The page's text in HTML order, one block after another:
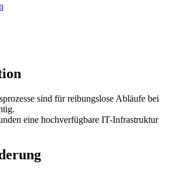
sind für reibungslose Abläufe bei
eine hochverfügbare IT-Infrastruktur